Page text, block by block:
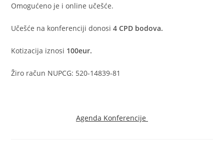
Omogućeno je i online učešće.
Učešće na konferenciji donosi4 CPD bodova.
Kotizacija iznosi 100eur.
Žiro račun NUPCG: 520-14839-81
Agenda Konferencije